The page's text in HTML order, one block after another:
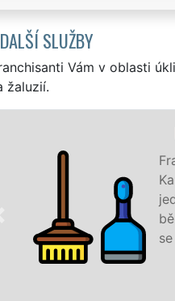
SLUŽBY
Vám v oblasti
žaluzií.
Varech a okolí
úklid pro firmy i
denně, 7 dní v týdnu a to
vše, co zákazník žádá a to